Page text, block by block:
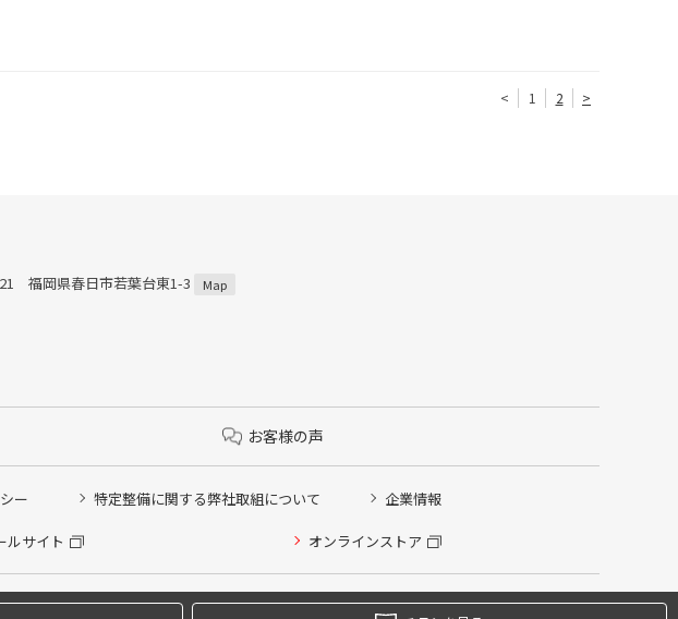
< 1 2 >
福岡県春日市若葉台東1-3 Map
お客様の声
ー 特定整備に関する弊社取組について 企業情報
ルサイト オンラインストア
All rights Reserved.
さい